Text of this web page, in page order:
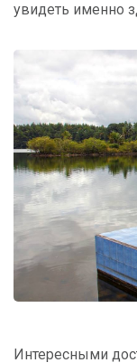
увидеть именно
Интересными